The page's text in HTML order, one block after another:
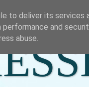
to deliver its services
performance and
abuse.